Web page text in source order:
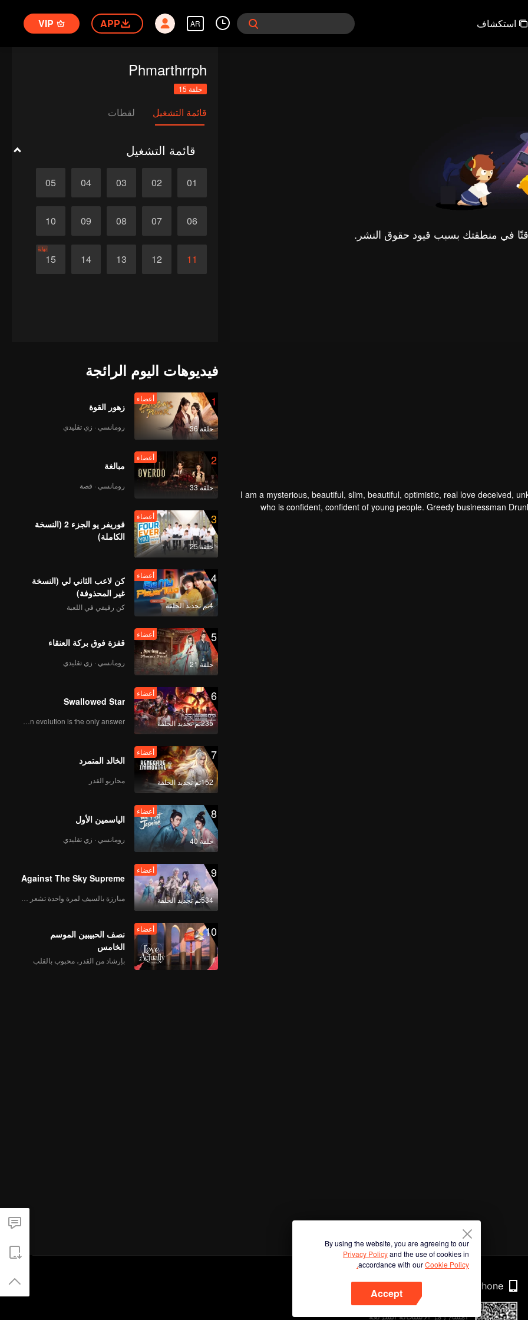
استكشاف AR
APP
VIP
في منطقتك بسبب قيود حقوق النشر.
Phmarthrrph
حلقة 15
قائمة التشغيل لقطات
قائمة التشغيل
01
02
03
04
05
06
07
08
09
10
11
12
13
14
15
نهاية
I am a mysterious, beautiful, slim, beautiful, optimistic, real love deceived,
who is confident, confident of young people. Greedy businessman
girlfriend's death. Trying to find out the truth But in the end, she had to
فيديوهات اليوم الرائجة
1
حلقة 36
أعضاء
زهور القوة
رومانسي · زي تقليدي
2
حلقة 33
أعضاء
مبالغة
رومانسي · قصة
3
حلقة 25
أعضاء
فوريفر يو الجزء 2 (النسخة
الكاملة)
4
4تم تجديد الحلقة
أعضاء
كن لاعب الثاني لي (النسخة
غير المحذوفة)
كن رفيقي في اللعبة
5
حلقة 21
أعضاء
قفزة فوق بركة العنقاء
رومانسي · زي تقليدي
6
235تم تجديد الحلقة
أعضاء
Swallowed Star
Human evolution is the only answer.
7
152تم تجديد الحلقة
أعضاء
الخالد المتمرد
محاربو القدر
8
حلقة 40
أعضاء
الياسمين الأول
رومانسي · زي تقليدي
9
534تم تجديد الحلقة
أعضاء
Against The Sky Supreme
10 أعضاء
نصف الحبيبين الموسم
الخامس
بإرشاد من القدر، محبوب بالقلب
By using the website, you are agreeing to our
Privacy Policyand the use of cookies in
accordance with ourCookie Policy.
Accept
Phone
امسح رمز الاستجابة السريعة